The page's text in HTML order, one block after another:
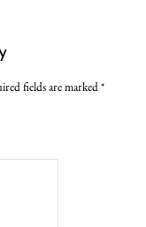
fields are marked *